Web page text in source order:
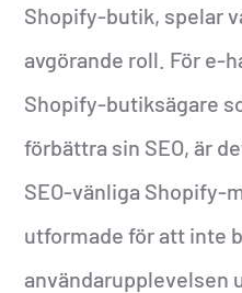
Shopify-butik, spelar
avgörande roll. För e-
Shopify-butiksägare
förbättra sin SEO, är
SEO-vänliga Shopify-
utformade för att inte
användarupplevelsen